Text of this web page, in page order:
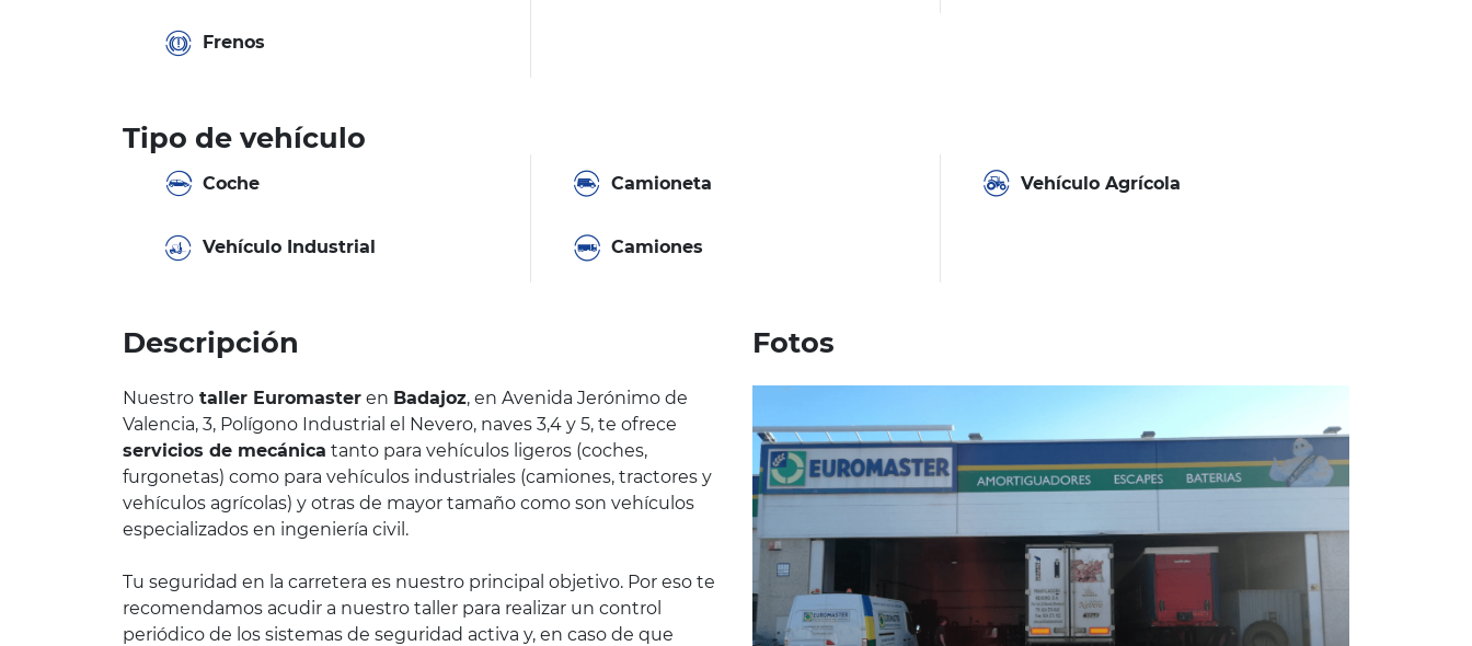
Frenos
Tipo de vehículo
Coche Camioneta Vehículo Agrícola
Vehículo Industrial Camiones
Descripción
Nuestro taller Euromaster en Badajoz, en Avenida Jerónimo de
Valencia, 3, Polígono Industrial el Nevero, naves 3,4 y 5, te ofrece
servicios de mecánica tanto para vehículos ligeros (coches,
furgonetas) como para vehículos industriales (camiones, tractores y
vehículos agrícolas) y otras de mayor tamaño como son vehículos
especializados en ingeniería civil.
Tu seguridad en la carretera es nuestro principal objetivo. Por eso te
recomendamos acudir a nuestro taller para realizar un control
periódico de los sistemas de seguridad activa y, en caso de que
Fotos